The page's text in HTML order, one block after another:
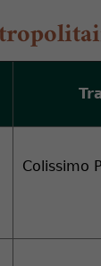
Colissimo